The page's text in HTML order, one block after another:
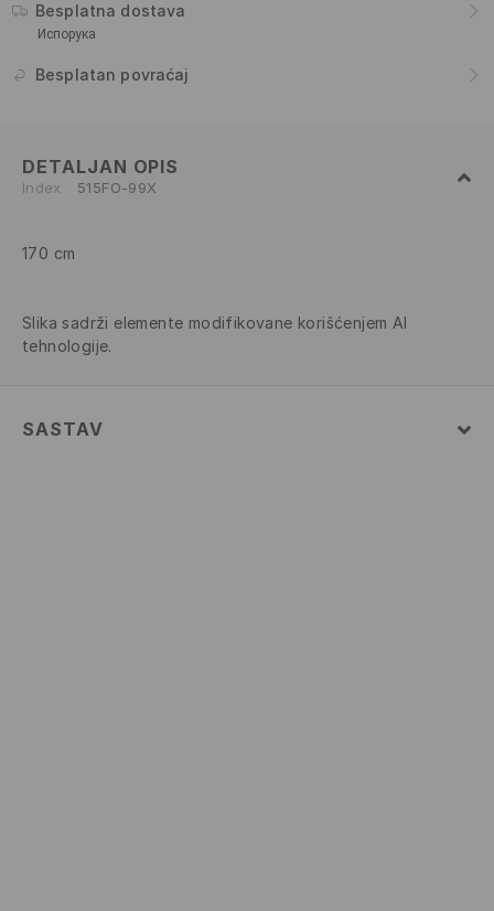
Besplatna dostava
Испорука
Besplatan povraćaj
DETALJAN OPIS
Index 515FO-99X
170 cm
Slika sadrži elemente modifikovane korišćenjem AI
tehnologije.
SASTAV